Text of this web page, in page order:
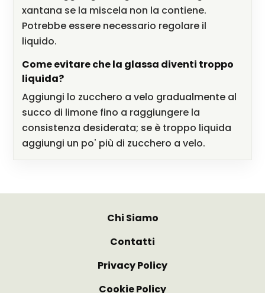
xantana se la miscela non la contiene.
Potrebbe essere necessario regolare il
liquido.
Come evitare che la glassa diventi troppo
liquida?
Aggiungi lo zucchero a velo gradualmente al
succo di limone fino a raggiungere la
consistenza desiderata; se è troppo liquida
aggiungi un po' più di zucchero a velo.
Chi Siamo
Contatti
Privacy Policy
Cookie Policy